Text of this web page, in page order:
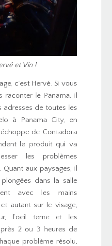
et Vin !
c’est Hervé. Si vous
raconter le Panama, il
adresses de toutes les
à Panama City, en
de Contadora
le produit qui va
les problèmes
Quant aux paysages, il
dans la salle
avec les mains
autant sur le visage,
l’oeil terne et les
2 ou 3 heures de
problème résolu,